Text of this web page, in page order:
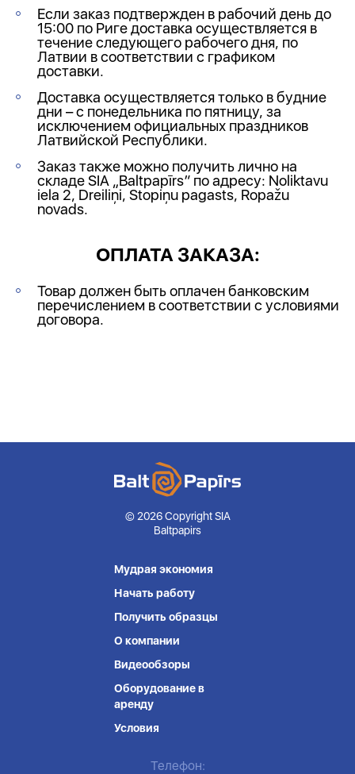
Если заказ подтвержден в рабочий день до
15:00 по Риге доставка осуществляется в
течение следующего рабочего дня, по
Латвии в соответствии с графиком
доставки.
Доставка осуществляется только в будние
дни – с понедельника по пятницу, за
исключением официальных праздников
Латвийской Республики.
Заказ также можно получить лично на
складе SIA „Baltpapīrs” по адресу: Noliktavu
iela 2, Dreiliņi, Stopiņu pagasts, Ropažu
novads.
ОПЛАТА ЗАКАЗА:
Товар должен быть оплачен банковским
перечислением в соответствии с условиями
договора.
© 2026 Copyright SIA
Baltpapirs
Мудрая экономия
Начать работу
Получить образцы
О компании
Видеообзоры
Оборудование в
аренду
Условия
Телефон: